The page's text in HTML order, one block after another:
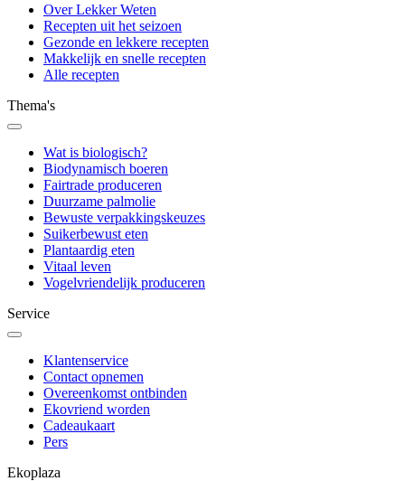
Over Lekker Weten
Recepten uit het seizoen
Gezonde en lekkere recepten
Makkelijk en snelle recepten
Alle recepten
Thema's
Wat is biologisch?
Biodynamisch boeren
Fairtrade produceren
Duurzame palmolie
Bewuste verpakkingskeuzes
Suikerbewust eten
Plantaardig eten
Vitaal leven
Vogelvriendelijk produceren
Service
Klantenservice
Contact opnemen
Overeenkomst ontbinden
Ekovriend worden
Cadeaukaart
Pers
Ekoplaza